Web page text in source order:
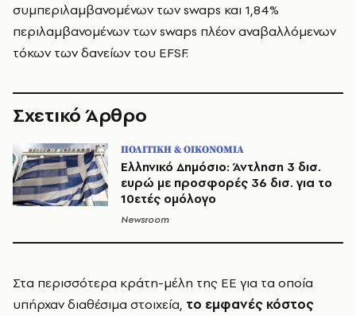
συμπεριλαμβανομένων των swaps και 1,84%
περιλαμβανομένων των swaps πλέον αναβαλλόμενων
τόκων των δανείων του EFSF.
Σχετικό Άρθρο
ΠΟΛΙΤΙΚΗ & ΟΙΚΟΝΟΜΙΑ
Ελληνικό Δημόσιο: Άντληση 3 δισ.
ευρώ με προσφορές 36 δισ. για το
10ετές ομόλογο
Newsroom
Στα περισσότερα κράτη-μέλη της ΕΕ για τα οποία
υπήρχαν διαθέσιμα στοιχεία, το εμφανές κόστος